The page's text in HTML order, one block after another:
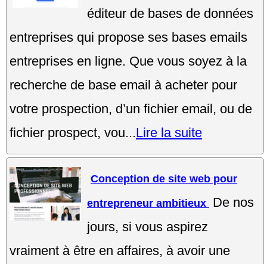
éditeur de bases de données
entreprises qui propose ses bases emails
entreprises en ligne. Que vous soyez à la
recherche de base email à acheter pour
votre prospection, d’un fichier email, ou de
fichier prospect, vou...Lire la suite
Conception de site web pour
entrepreneur ambitieux De nos
jours, si vous aspirez
vraiment à être en affaires, à avoir une